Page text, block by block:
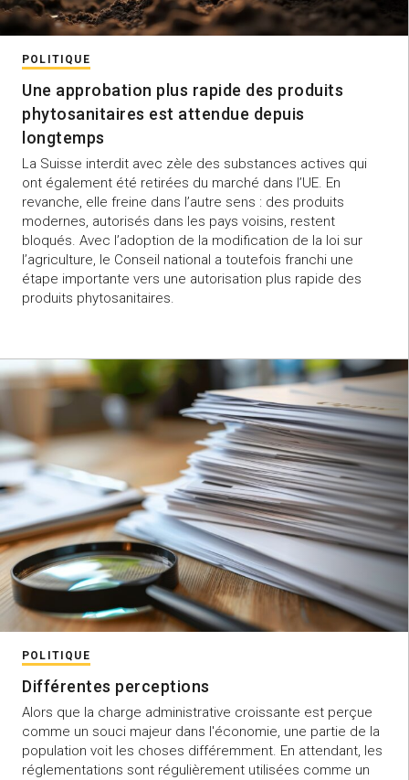
POLITIQUE
Une approbation plus rapide des produits
phytosanitaires est attendue depuis
longtemps
La Suisse interdit avec zèle des substances actives qui
ont également été retirées du marché dans l’UE. En
revanche, elle freine dans l’autre sens : des produits
modernes, autorisés dans les pays voisins, restent
bloqués. Avec l’adoption de la modification de la loi sur
l’agriculture, le Conseil national a toutefois franchi une
étape importante vers une autorisation plus rapide des
produits phytosanitaires.
POLITIQUE
Différentes perceptions
Alors que la charge administrative croissante est perçue
comme un souci majeur dans l'économie, une partie de la
population voit les choses différemment. En attendant, les
réglementations sont régulièrement utilisées comme un